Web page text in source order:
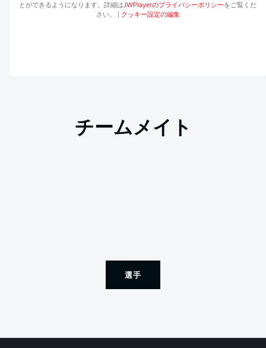
とができるようになります。詳細はJWPlayerのプライバシーポリシーをご覧くだ
さい。
クッキー設定の編集
チームメイト
選手